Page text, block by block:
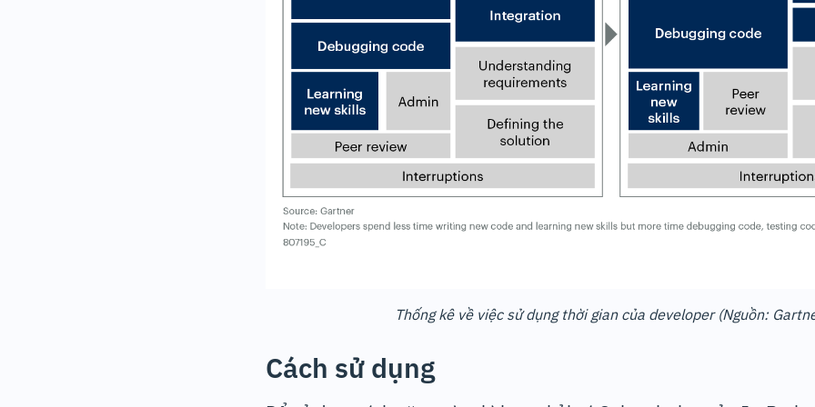
Thống kê về việc sử dụng thời gian của developer (Nguồn:
Cách sử dụng